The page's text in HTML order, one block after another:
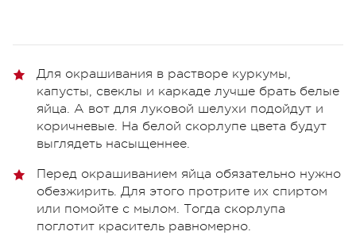
Для окрашивания в растворе куркумы,
капусты, свеклы и каркаде лучше брать белые
яйца. А вот для луковой шелухи подойдут и
коричневые. На белой скорлупе цвета будут
выглядеть насыщеннее.
Перед окрашиванием яйца обязательно нужно
обезжирить. Для этого протрите их спиртом
или помойте с мылом. Тогда скорлупа
поглотит краситель равномерно.